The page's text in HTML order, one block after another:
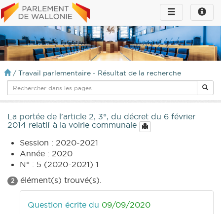
Toggle
infos
Toggle
navigation
/ Travail parlementaire - Résultat de la recherche
La portée de l'article 2, 3°, du décret du 6 février
2014 relatif à la voirie communale
Session : 2020-2021
Année : 2020
N° : 5 (2020-2021) 1
2 élément(s) trouvé(s).
Question écrite du 09/09/2020